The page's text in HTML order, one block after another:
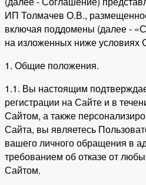
ИП Толмачев О.В.,
включая поддомены (далее -
на изложенных ниже условиях
1. Общие положения.
1.1. Вы настоящим
регистрации на Сайте и в
Сайтом, а также
Сайта, вы являетесь
вашего личного обращения в
требованием об отказе от
Сайтом.